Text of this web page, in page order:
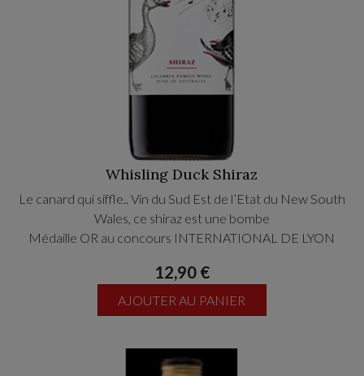
Whisling Duck Shiraz
Le canard qui siffle.. Vin du Sud Est de l’Etat du New South
Wales, ce shiraz est une bombe
Médaille OR au concours INTERNATIONAL DE LYON
12,90 €
AJOUTER AU PANIER